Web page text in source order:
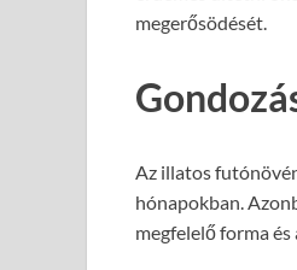
megerősödését.
Az illatos
hónapokban.
megfelelő forma